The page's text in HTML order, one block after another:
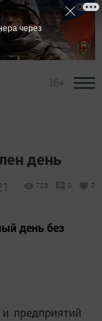
день
723 0 0
день без
предприятий
через